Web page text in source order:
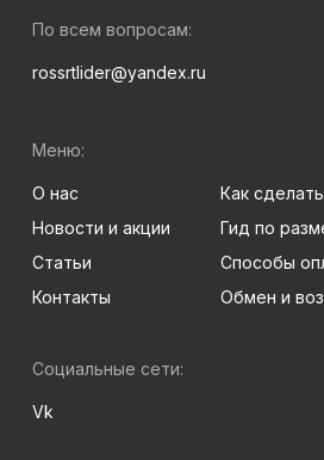
По всем вопросам:
rossrtlider@yandex.ru
Меню:
О нас
Новости и акции
Статьи
Контакты
Как сделать
Гид по
Способы
Обмен и
Социальные сети:
Vk